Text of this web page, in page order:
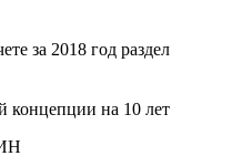
за 2018 год раздел
концепции на 10 лет